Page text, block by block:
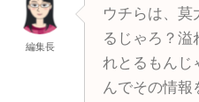
編集長
ウチらは、莫
るじゃろ？溢
れとるもんじ
んでその情報